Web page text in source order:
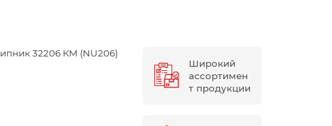
32206 КМ (NU206)
Широкий
ассортимен
т продукции